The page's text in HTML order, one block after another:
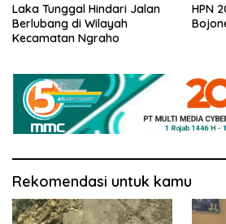
Laka Tunggal Hindari Jalan
Berlubang di Wilayah
Kecamatan Ngraho
HPN
Rekomendasi untuk kamu